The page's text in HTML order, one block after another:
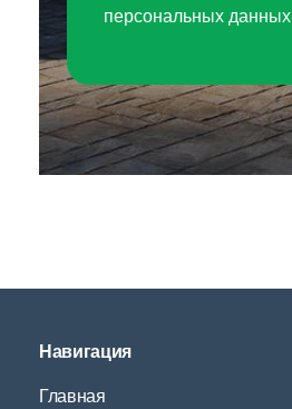
персональных данных
Навигация
Главная